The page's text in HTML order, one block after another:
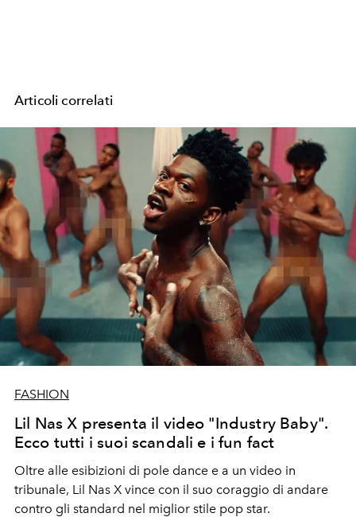
Articoli correlati
FASHION
Lil Nas X presenta il video "Industry Baby".
Ecco tutti i suoi scandali e i fun fact
Oltre alle esibizioni di pole dance e a un video in
tribunale, Lil Nas X vince con il suo coraggio di andare
contro gli standard nel miglior stile pop star.